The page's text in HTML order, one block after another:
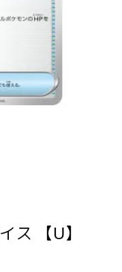
ス 【U】